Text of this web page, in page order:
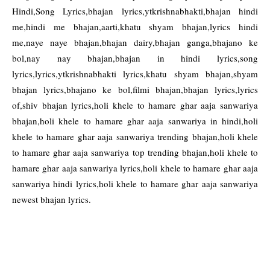
Hindi,Song Lyrics,bhajan lyrics,ytkrishnabhakti,bhajan hindi
me,hindi me bhajan,aarti,khatu shyam bhajan,lyrics hindi
me,naye naye bhajan,bhajan dairy,bhajan ganga,bhajano ke
bol,nay nay bhajan,bhajan in hindi lyrics,song
lyrics,lyrics,ytkrishnabhakti lyrics,khatu shyam bhajan,shyam
bhajan lyrics,bhajano ke bol,filmi bhajan,bhajan lyrics,lyrics
of,shiv bhajan lyrics,holi khele to hamare ghar aaja sanwariya
bhajan,holi khele to hamare ghar aaja sanwariya in hindi,holi
khele to hamare ghar aaja sanwariya trending bhajan,holi khele
to hamare ghar aaja sanwariya top trending bhajan,holi khele to
hamare ghar aaja sanwariya lyrics,holi khele to hamare ghar aaja
sanwariya hindi lyrics,holi khele to hamare ghar aaja sanwariya
newest bhajan lyrics.